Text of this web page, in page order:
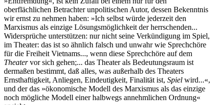
oberflächlichen Betrachter unpolitischen Autor, dessen Bekenntnis
wir ernst zu nehmen haben: »Ich selbst würde jederzeit den
Marxismus als einzige Lösungsmöglichkeit der herrschenden...
Widersprüche unterstützen: nur nicht seine Verkündigung im Spiel,
im Theater: das ist so ähnlich falsch und unwahr wie Sprechchöre
für die Freiheit Vietnams..., wenn diese Sprechchöre auf dem
Theatervor sich gehen;... das Theater als Bedeutungsraum ist
dermaßen bestimmt, daß alles, was außerhalb des Theaters
Ernsthaftigkeit, Anliegen, Eindeutigkeit, Finalität ist, Spiel wird...«,
und der das »ökonomische Modell des Marxismus als das einzige
noch mögliche Modell einer halbwegs annehmlichen Ordnung«